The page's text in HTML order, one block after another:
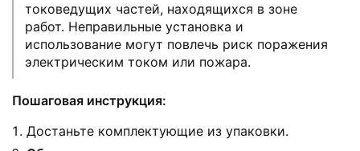
токоведущих частей, находящихся в зоне
работ. Неправильные установка и
использование могут повлечь риск поражения
электрическим током или пожара.
Пошаговая инструкция:
Достаньте комплектующие из упаковки.